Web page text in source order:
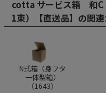
cotta サービス箱 和C
1束）【直送品】の関連
N式箱（身フタ
一体型箱）
（1643）